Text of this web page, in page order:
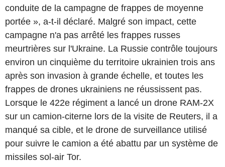
conduite de la campagne de frappes de moyenne
portée », a-t-il déclaré. Malgré son impact, cette
campagne n'a pas arrêté les frappes russes
meurtrières sur l'Ukraine. La Russie contrôle toujours
environ un cinquième du territoire ukrainien trois ans
après son invasion à grande échelle, et toutes les
frappes de drones ukrainiens ne réussissent pas.
Lorsque le 422e régiment a lancé un drone RAM-2X
sur un camion-citerne lors de la visite de Reuters, il a
manqué sa cible, et le drone de surveillance utilisé
pour suivre le camion a été abattu par un système de
missiles sol-air Tor.